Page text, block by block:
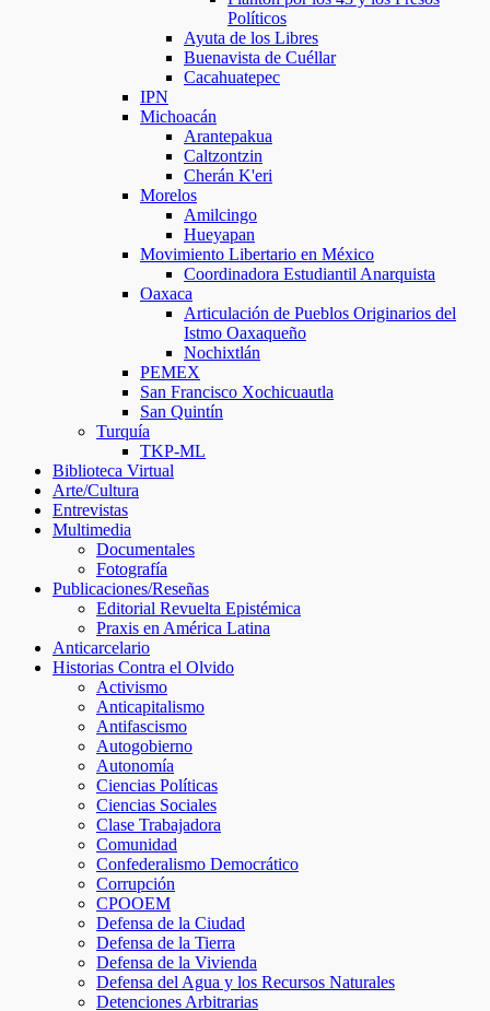
Políticos
Ayuta de los Libres
Buenavista de Cuéllar
Cacahuatepec
IPN
Michoacán
Arantepakua
Caltzontzin
Cherán K'eri
Morelos
Amilcingo
Hueyapan
Movimiento Libertario en México
Coordinadora Estudiantil Anarquista
Oaxaca
Articulación de Pueblos Originarios del
Istmo Oaxaqueño
Nochixtlán
PEMEX
San Francisco Xochicuautla
San Quintín
Turquía
TKP-ML
Biblioteca Virtual
Arte/Cultura
Entrevistas
Multimedia
Documentales
Fotografía
Publicaciones/Reseñas
Editorial Revuelta Epistémica
Praxis en América Latina
Anticarcelario
Historias Contra el Olvido
Activismo
Anticapitalismo
Antifascismo
Autogobierno
Autonomía
Ciencias Políticas
Ciencias Sociales
Clase Trabajadora
Comunidad
Confederalismo Democrático
Corrupción
CPOOEM
Defensa de la Ciudad
Defensa de la Tierra
Defensa de la Vivienda
Defensa del Agua y los Recursos Naturales
Detenciones Arbitrarias